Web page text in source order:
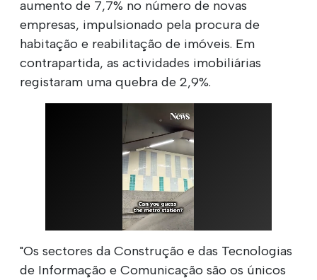
aumento de 7,7% no número de novas
empresas, impulsionado pela procura de
habitação e reabilitação de imóveis. Em
contrapartida, as actividades imobiliárias
registaram uma quebra de 2,9%.
"Os sectores da Construção e das Tecnologias
de Informação e Comunicação são os únicos